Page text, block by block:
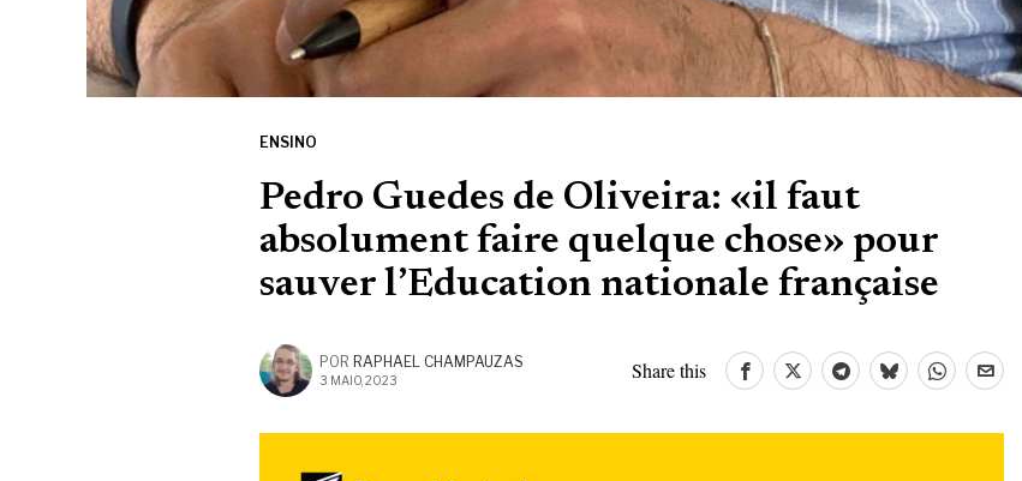
ENSINO
Pedro Guedes de Oliveira: «il faut
absolument faire quelque chose» pour
sauver l’Education nationale française
POR RAPHAEL CHAMPAUZAS
3 MAIO, 2023 Share this